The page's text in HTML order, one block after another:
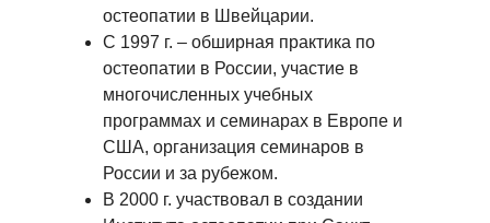
остеопатии в Швейцарии.
С 1997 г. – обширная практика по
остеопатии в России, участие в
многочисленных учебных
программах и семинарах в Европе и
США, организация семинаров в
России и за рубежом.
В 2000 г. участвовал в создании